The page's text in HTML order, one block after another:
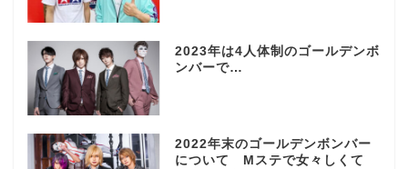
2023年は4人体制のゴールデンボ
ンバーで…
2022年末のゴールデンボンバー
について Mステで女々しくて